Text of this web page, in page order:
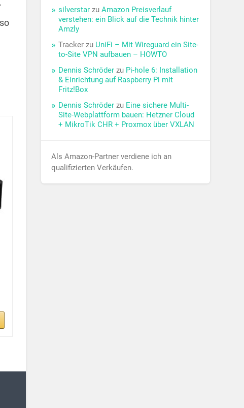
silverstar zuAmazon Preisverlauf
verstehen: ein Blick auf die Technik hinter
Amzly
Tracker zu UniFi – Mit Wireguard ein Site-
to-Site VPN aufbauen – HOWTO
Dennis Schröder zu Pi-hole 6: Installation
& Einrichtung auf Raspberry Pi mit
Fritz!Box
Dennis Schröder zu Eine sichere Multi-
Site-Webplattform bauen: Hetzner Cloud
+ MikroTik CHR + Proxmox über VXLAN
Als Amazon-Partner verdiene ich an
qualifizierten Verkäufen.